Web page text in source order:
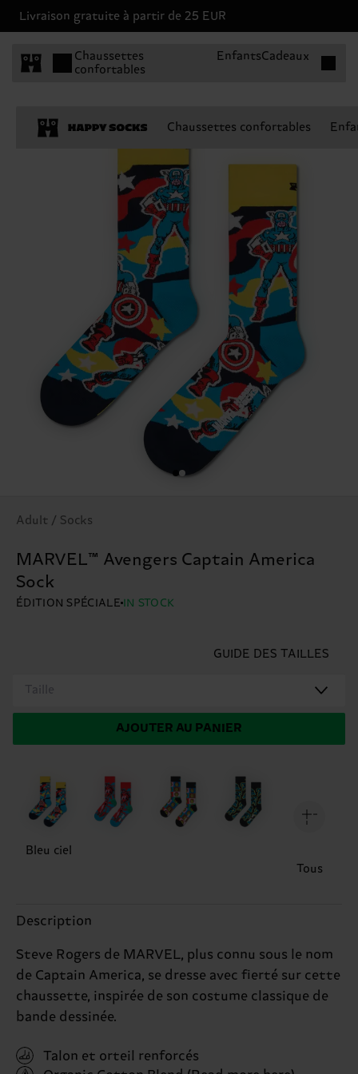
Livraison gratuite à partir de 25 EUR
Chaussettes
confortables
EnfantsCadeaux
Chaussettes confortables
Adult / Socks
MARVEL™ Avengers Captain America
Sock
ÉDITION SPÉCIALE IN STOCK
GUIDE DES TAILLES
Taille
AJOUTER AU PANIER
Bleu ciel
Tous
Description
Steve Rogers de MARVEL, plus connu sous le nom
de Captain America, se dresse avec fierté sur cette
chaussette, inspirée de son costume classique de
bande dessinée.
Talon et orteil renforcés